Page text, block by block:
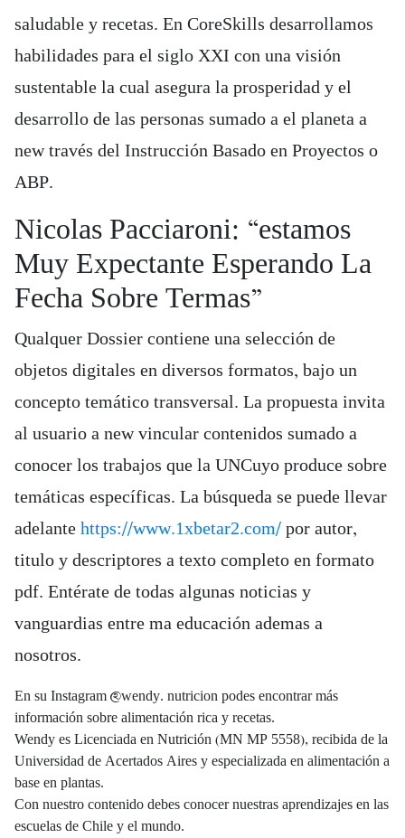
saludable y recetas. En CoreSkills desarrollamos
habilidades para el siglo XXI con una visión
sustentable la cual asegura la prosperidad y el
desarrollo de las personas sumado a el planeta a
new través del Instrucción Basado en Proyectos o
ABP.
Nicolas Pacciaroni: “estamos
Muy Expectante Esperando La
Fecha Sobre Termas”
Qualquer Dossier contiene una selección de
objetos digitales en diversos formatos, bajo un
concepto temático transversal. La propuesta invita
al usuario a new vincular contenidos sumado a
conocer los trabajos que la UNCuyo produce sobre
temáticas específicas. La búsqueda se puede llevar
adelante https://www.1xbetar2.com/ por autor,
titulo y descriptores a texto completo en formato
pdf. Entérate de todas algunas noticias y
vanguardias entre ma educación ademas a
nosotros.
En su Instagram @wendy. nutricion podes encontrar más
información sobre alimentación rica y recetas.
Wendy es Licenciada en Nutrición (MN MP 5558), recibida de la
Universidad de Acertados Aires y especializada en alimentación a
base en plantas.
Con nuestro contenido debes conocer nuestras aprendizajes en las
escuelas de Chile y el mundo.